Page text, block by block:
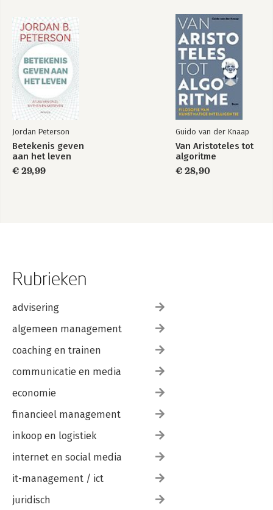
46. Waarom je je soms zo slecht voelt na iets goeds
47. De vrijheid om te consumeren
48. Strategie? De meeste mensen hebben geen idee
49. Quiet quitting: niet nieuw, wél urgent
50. Skinner: de psycholoog die iedereen zou moeten kennen
51. Deze kans moeten we niet laten passeren
52. Zo kun je spelenderwijs je werk leuker maken
Dankwoord
Jordan Peterson
Betekenis geven
aan het leven
€ 29,99
Guido van der Knaap
Van Aristoteles tot
algoritme
€ 28,90
Rubrieken
advisering
algemeen management
coaching en trainen
communicatie en media
economie
financieel management
inkoop en logistiek
internet en social media
it-management / ict
juridisch